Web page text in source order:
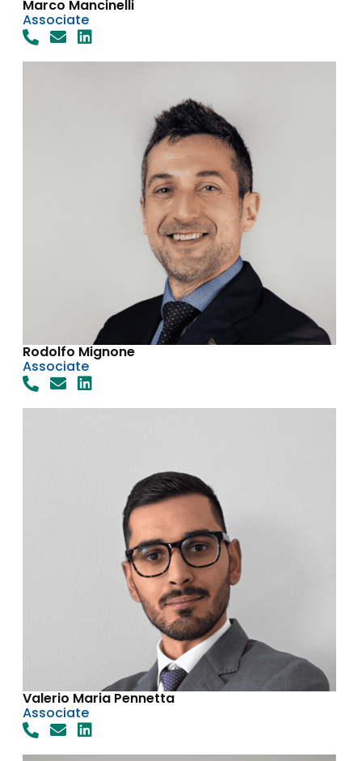
Marco Mancinelli
Associate
Rodolfo Mignone
Associate
Valerio Maria Pennetta
Associate